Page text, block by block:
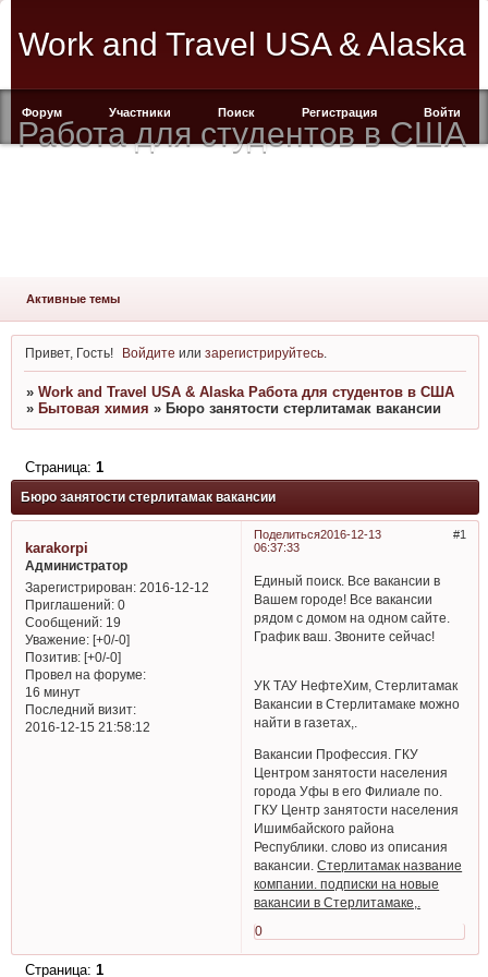
Work and Travel USA & Alaska
Работа для студентов в США
Форум Участники Поиск Регистрация Войти
Активные темы
Привет, Гость! Войдите илизарегистрируйтесь
» Work and Travel USA & Alaska Работа для студентов в США
» Бытовая химия » Бюро занятости стерлитамак вакансии
Бюро занятости стерлитамак вакансии
Страница: 1
Поделиться 1
2016-12-13
06:37:33
karakorpi
Администратор
Зарегистрирован: 2016-12-12
Приглашений:0
Сообщений:19
Уважение: [+0/-0]
Позитив: [+0/-0]
Провел на форуме:
16 минут
Последний визит:
2016-12-15 21:58:12
Единый поиск. Все вакансии в
Вашем городе! Все вакансии
рядом с домом на одном сайте.
График ваш. Звоните сейчас!
УК ТАУ НефтеХим, Стерлитамак
Вакансии в Стерлитамаке можно
найти в газетах,.
Вакансии Профессия. ГКУ
Центром занятости населения
города Уфы в его Филиале по.
ГКУ Центр занятости населения
Ишимбайского района
Республики. слово из описания
вакансии.Стерлитамак название
компании. подписки на новые
вакансии в Стерлитамаке,.
0
Страница: 1